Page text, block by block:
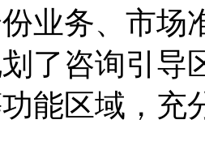
业务、市场
了咨询引导
能区域，充